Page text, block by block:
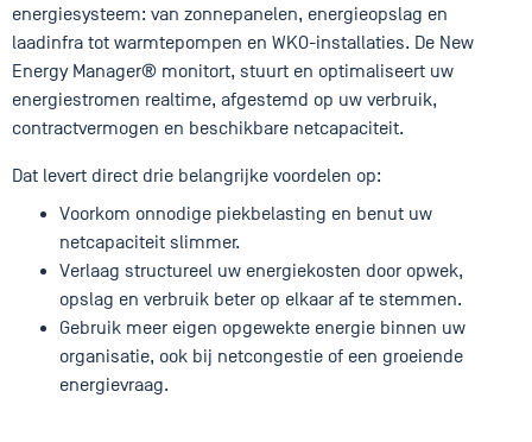
energiesysteem: van zonnepanelen, energieopslag en
laadinfra tot warmtepompen en WKO-installaties. De New
Energy Manager® monitort, stuurt en optimaliseert uw
energiestromen realtime, afgestemd op uw verbruik,
contractvermogen en beschikbare netcapaciteit.
Dat levert direct drie belangrijke voordelen op:
Voorkom onnodige piekbelasting en benut uw
netcapaciteit slimmer.
Verlaag structureel uw energiekosten door opwek,
opslag en verbruik beter op elkaar af te stemmen.
Gebruik meer eigen opgewekte energie binnen uw
organisatie, ook bij netcongestie of een groeiende
energievraag.